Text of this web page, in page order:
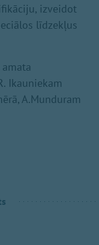
izveidot
līdzekļus
Ikauniekam
A.Munduram